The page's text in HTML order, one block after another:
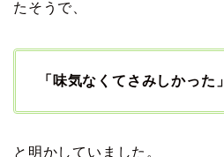
たそうで、
「味気なくてさみしかった」
と明かしていました。